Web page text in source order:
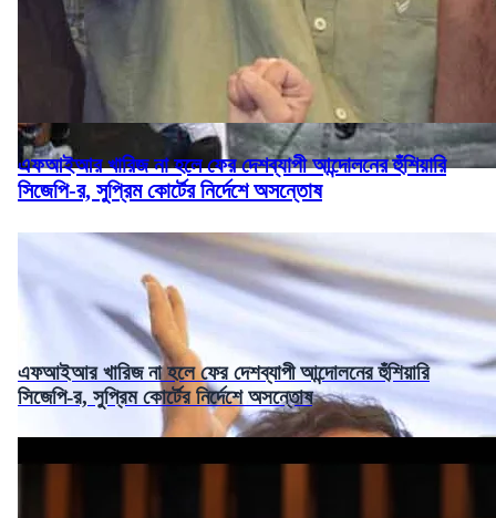
এফআইআর খারিজ না হলে ফের দেশব্যাপী আন্দোলনের হুঁশিয়ারি
সিজেপি-র, সুপ্রিম কোর্টের নির্দেশে অসন্তোষ
এফআইআর খারিজ না হলে ফের দেশব্যাপী আন্দোলনের হুঁশিয়ারি
সিজেপি-র, সুপ্রিম কোর্টের নির্দেশে অসন্তোষ